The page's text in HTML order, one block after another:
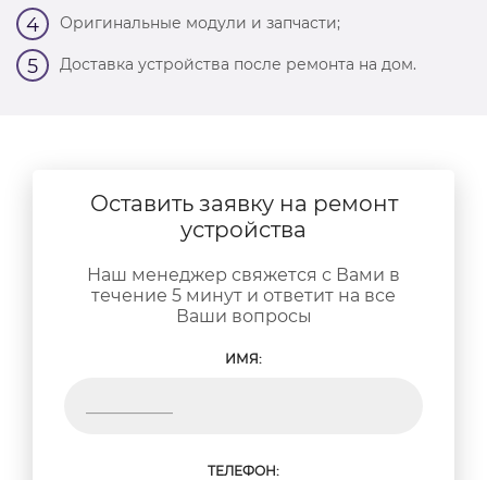
4 Оригинальные модули и запчасти;
5 Доставка устройства после ремонта на дом.
Оставить заявку на ремонт
устройства
Наш менеджер свяжется с Вами в
течение 5 минут и ответит на все
Ваши вопросы
ИМЯ:
ТЕЛЕФОН: